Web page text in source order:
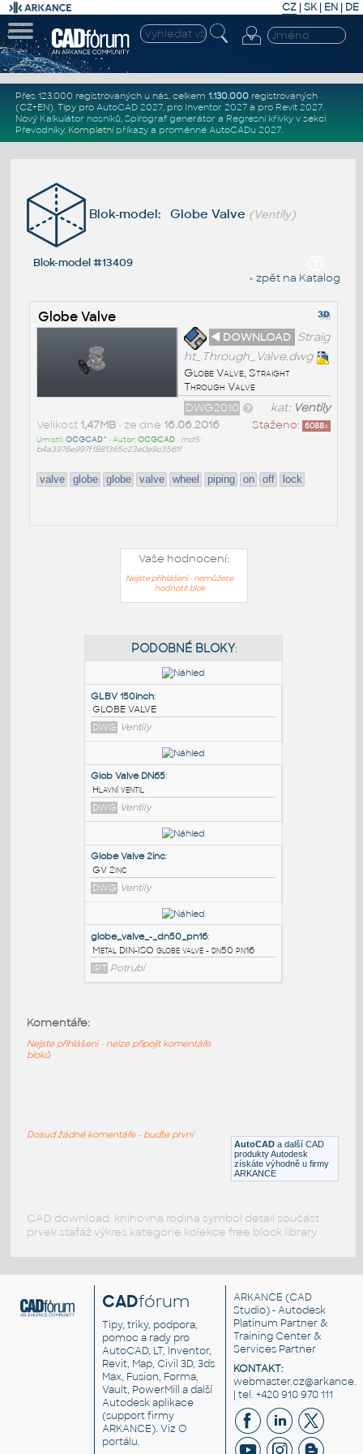
CZ | SK| EN | DE
Přes 123.000 registrovaných u nás, celkem 1.130.000registrovaných
(CZ+EN). Tipy pro AutoCAD 2027, pro Inventor 2027a pro Revit 2027.
Nový Kalkulátor nosníků, Spirograf generátor a Regresní křivkyv sekci
Převodníky. Kompletní příkazya proměnné AutoCADu 2027.
Blok-model: Globe Valve (Ventily)
Blok-model #13409
« zpět na Katalog
Globe Valve
◄ DOWNLOAD Straig
ht_Through_Valve.dwg
Globe Valve, Straight
Through Valve
kat: Ventily
DWG2010
Staženo: 6088x
Velikost 1,47MB• ze dne 16.06.2016
Umístil:OCGCAD^ • Autor:OCGCAD• md5:
b4a3976e997f1881365c23e0a9c3561f
valve globe globe valve wheel piping on off lock
Vaše hodnocení:
Nejste přihlášeni - nemůžete
hodnotit blok
PODOBNÉ BLOKY:
GLBV 150inch:
GLOBE VALVE
DWG Ventily
Glob Valve DN65:
Hlavní ventil
DWG Ventily
DWG Ventily
IPT Potrubí AutoCAD a další CAD
produkty Autodesk
získáte výhodně u firmy
ARKANCE
Komentáře:
Nejste přihlášeni - nelze připojit komentáře
bloků
Dosud žádné komentáře - buďte první
CAD download: knihovna rodina symbol detail součást
prvek stafáž výkres kategorie kolekce free block library
CADfórum
Tipy, triky, podpora,
pomoc a rady pro
AutoCAD, LT, Inventor,
Revit, Map, Civil 3D, 3ds
Max, Fusion, Forma,
Vault, PowerMill a další
Autodesk aplikace
(support firmy
ARKANCE). VizO
portálu.
ARKANCE (CAD
Studio) - Autodesk
Platinum Partner &
Training Center &
Services Partner
KONTAKT:
| tel. +420 910 970 111